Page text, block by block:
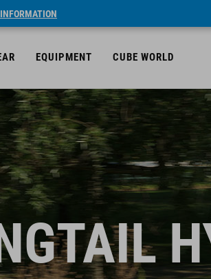
EQUIPMENT CUBE WORLD